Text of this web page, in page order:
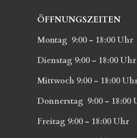
ÖFFNUNGSZEITEN
Montag 9:00 - 18:00 Uhr
Dienstag 9:00 - 18:00 Uhr
Mittwoch 9:00 - 18:00
Donnerstag 9:00 - 18:00
Freitag 9:00 - 18:00 Uhr